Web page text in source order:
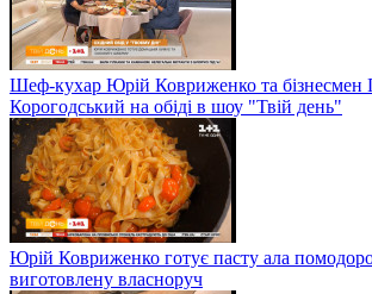
Шеф-кухар Юрій Ковриженко та бізнесмен
Корогодський на обіді в шоу "Твій день"
Юрій Ковриженко готує пасту ала
виготовлену власноруч